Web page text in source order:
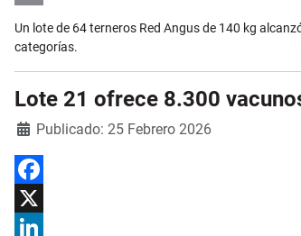
Email
Un lote de 64 terneros Red Angus de 140 kg
categorías.
Lote 21 ofrece 8.300
DetallesPublicado: 25 Febrero 2026
Facebook
X